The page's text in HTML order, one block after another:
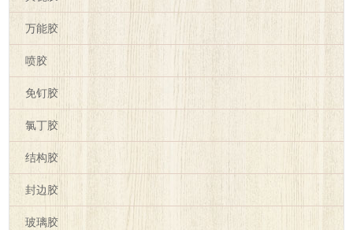
万能胶
喷胶
免钉胶
氯丁胶
结构胶
封边胶
玻璃胶